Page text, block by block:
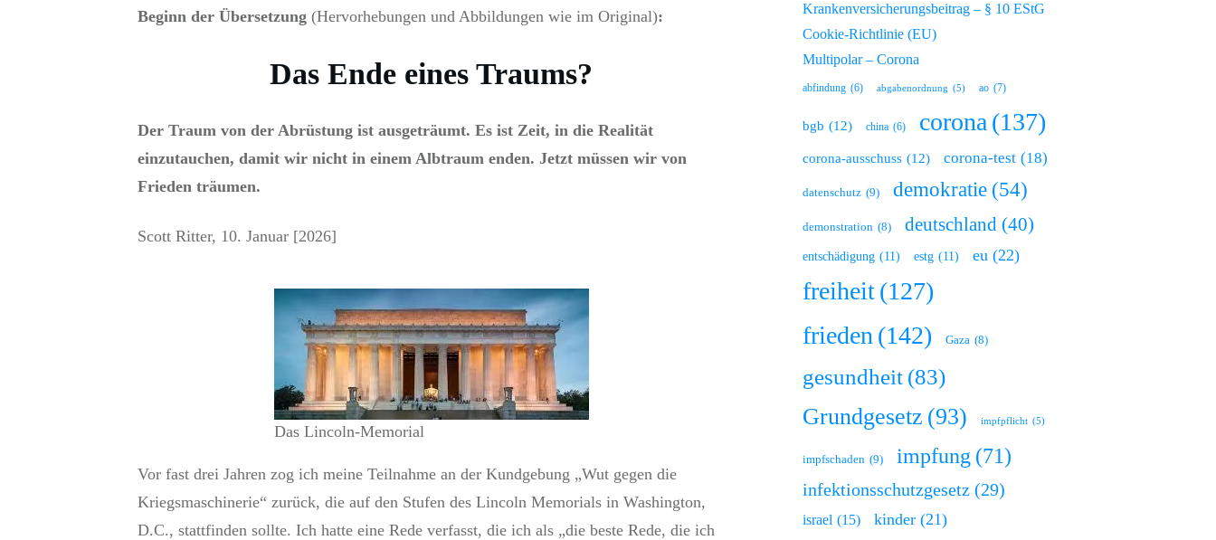
Beginn der Übersetzung (Hervorhebungen und Abbildungen wie im Original):
Das Ende eines Traums?
Der Traum von der Abrüstung ist ausgeträumt. Es ist Zeit, in die Realität
einzutauchen, damit wir nicht in einem Albtraum enden. Jetzt müssen wir von
Frieden träumen.
Scott Ritter, 10. Januar [2026]
Das Lincoln-Memorial
Vor fast drei Jahren zog ich meine Teilnahme an der Kundgebung „Wut gegen die
Kriegsmaschinerie“ zurück, die auf den Stufen des Lincoln Memorials in Washington,
D.C., stattfinden sollte. Ich hatte eine Rede verfasst, die ich als „die beste Rede, die ich
Krankenversicherungsbeitrag – § 10 EStG
Cookie-Richtlinie (EU)
Multipolar – Corona
abfindung (6) abgabenordnung (5) ao (7)
bgb (12) china (6) corona (137)
corona-ausschuss (12) corona-test (18)
datenschutz (9) demokratie (54)
demonstration (8) deutschland (40)
entschädigung (11) estg (11) eu (22)
freiheit(127)
frieden (142) Gaza (8)
gesundheit (83)
Grundgesetz (93) impfpflicht (5)
impfschaden (9) impfung (71)
infektionsschutzgesetz (29)
israel (15) kinder (21)